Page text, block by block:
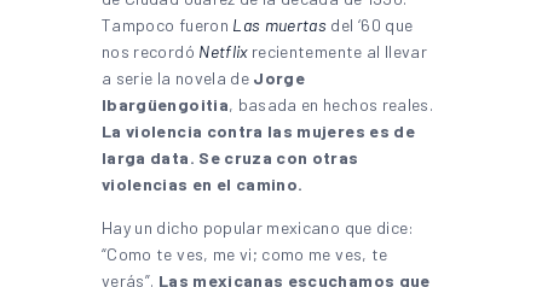
Tampoco fueron Las muertas del ‘60 que
nos recordó Netflixrecientemente al llevar
a serie la novela de Jorge
Ibargüengoitia, basada en hechos reales.
La violencia contra las mujeres es de
larga data. Se cruza con otras
violencias en el camino.
Hay un dicho popular mexicano que dice:
“Como te ves, me vi; como me ves, te
verás”. Las mexicanas escuchamos que